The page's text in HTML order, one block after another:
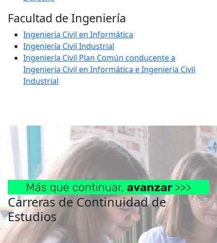
Facultad de Ingeniería
Ingeniería Civil en Informática
Ingeniería Civil Industrial
Ingeniería Civil Plan Común conducente a
Ingeniería Civil en Informática e Ingeniería Civil
Industrial
Carreras de Continuidad de
Estudios